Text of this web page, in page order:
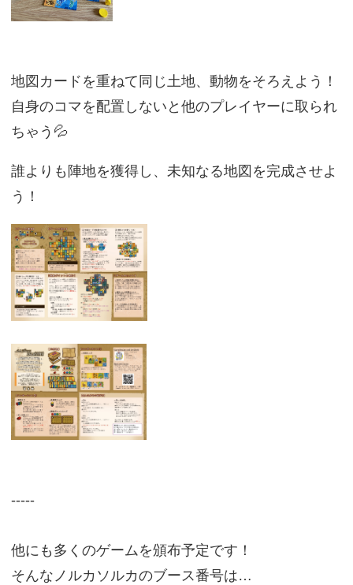
地図カードを重ねて同じ土地、動物をそろえよう！
自身のコマを配置しないと他のプレイヤーに取られ
ちゃう💦
誰よりも陣地を獲得し、未知なる地図を完成させよ
う！
-----
他にも多くのゲームを頒布予定です！
そんなノルカソルカのブース番号は…